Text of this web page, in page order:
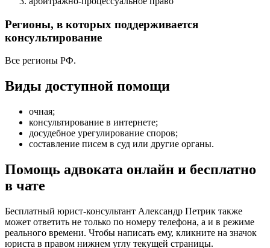
Регионы, в которых поддерживается
консультирование
Все регионы РФ.
Виды доступной помощи
очная;
консультирование в интернете;
досудебное урегулирование споров;
составление писем в суд или другие органы.
Помощь адвоката онлайн и бесплатно
в чате
Бесплатный юрист-консультант Александр Петрик также
может ответить не только по номеру телефона, а и в режиме
реального времени. Чтобы написать ему, кликните на значок
юриста в правом нижнем углу текущей страницы.